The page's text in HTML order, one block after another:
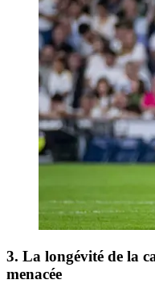
3. La longévité de la
menacée